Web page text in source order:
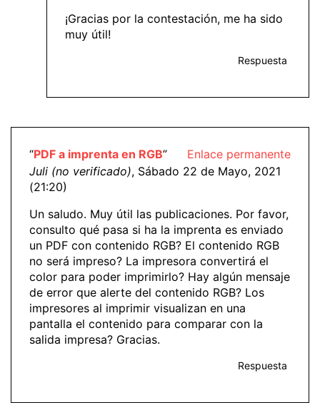
¡Gracias por la contestación, me ha sido
muy útil!
Respuesta
Enlace permanente
“PDF a imprenta en RGB”
Juli (no verificado), Sábado 22 de Mayo, 2021
(21:20)
Un saludo. Muy útil las publicaciones. Por favor,
consulto qué pasa si ha la imprenta es enviado
un PDF con contenido RGB? El contenido RGB
no será impreso? La impresora convertirá el
color para poder imprimirlo? Hay algún mensaje
de error que alerte del contenido RGB? Los
impresores al imprimir visualizan en una
pantalla el contenido para comparar con la
salida impresa? Gracias.
Respuesta